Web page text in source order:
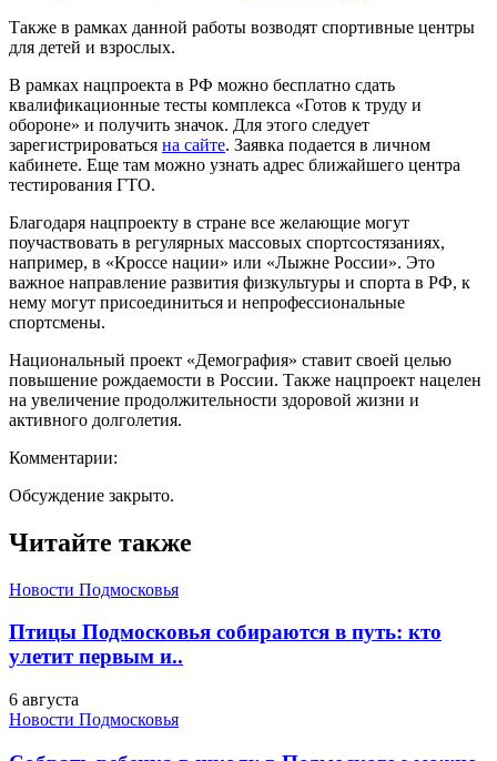
Также в рамках данной работы возводят спортивные центры
для детей и взрослых.
В рамках нацпроекта в РФ можно бесплатно сдать
квалификационные тесты комплекса «Готов к труду и
обороне» и получить значок. Для этого следует
зарегистрироваться на сайте. Заявка подается в личном
кабинете. Еще там можно узнать адрес ближайшего центра
тестирования ГТО.
Благодаря нацпроекту в стране все желающие могут
поучаствовать в регулярных массовых спортсостязаниях,
например, в «Кроссе нации» или «Лыжне России». Это
важное направление развития физкультуры и спорта в РФ, к
нему могут присоединиться и непрофессиональные
спортсмены.
Национальный проект «Демография» ставит своей целью
повышение рождаемости в России. Также нацпроект нацелен
на увеличение продолжительности здоровой жизни и
активного долголетия.
Комментарии:
Обсуждение закрыто.
Читайте также
Новости Подмосковья
Птицы Подмосковья собираются в путь: кто
улетит первым и..
6 августа
Новости Подмосковья